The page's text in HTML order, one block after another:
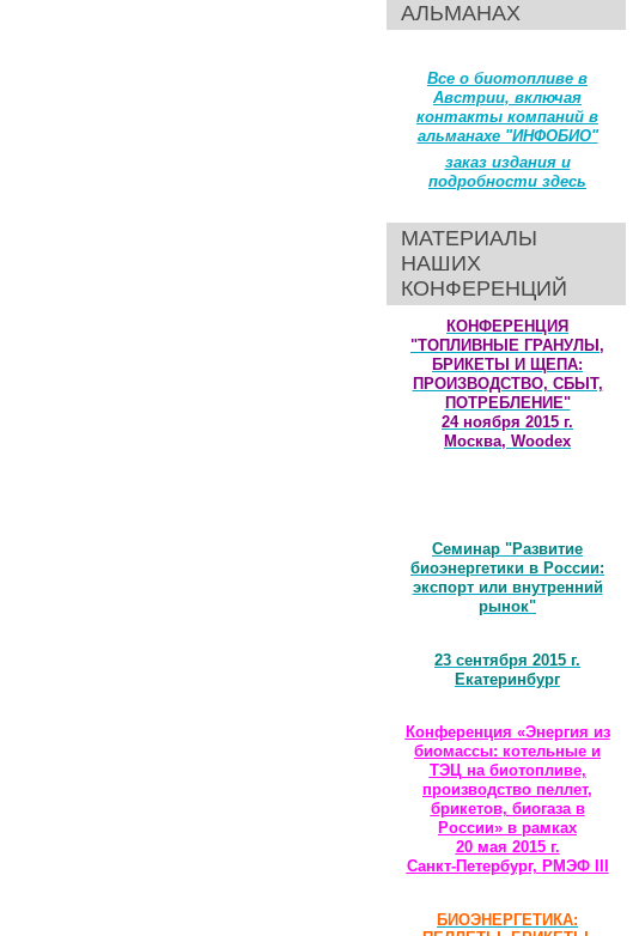
АЛЬМАНАХ
Все о биотопливе в
Австрии, включая
контакты компаний в
альманахе "ИНФОБИО"
заказ издания и
подробности здесь
МАТЕРИАЛЫ
НАШИХ
КОНФЕРЕНЦИЙ
КОНФЕРЕНЦИЯ
"ТОПЛИВНЫЕ ГРАНУЛЫ,
БРИКЕТЫ И ЩЕПА:
ПРОИЗВОДСТВО, СБЫТ,
ПОТРЕБЛЕНИЕ"
24 ноября 2015 г.
Москва, Woodex
Семинар "Развитие
биоэнергетики в России:
экспорт или внутренний
рынок"
23 сентября 2015 г.
Екатеринбург
Конференция «Энергия из
биомассы: котельные и
ТЭЦ на биотопливе,
производство пеллет,
брикетов, биогаза в
России» в рамках
20 мая 2015 г.
Санкт-Петербург, РМЭФ III
БИОЭНЕРГЕТИКА: